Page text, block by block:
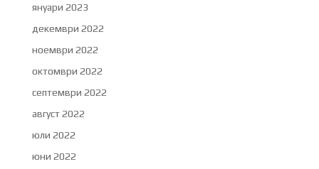
януари 2023
декември 2022
ноември 2022
октомври 2022
септември 2022
август 2022
юли 2022
юни 2022